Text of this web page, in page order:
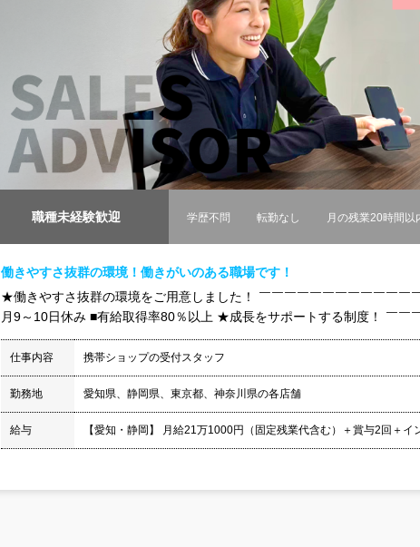
職種未経験歓迎 学歴不問 転勤なし 月の残業20時間以
働きやすさ抜群の環境！働きがいのある職場です！
★働きやすさ抜群の環境をご用意しました！ ￣￣￣￣￣￣￣￣￣￣￣￣
月9～10日休み ■有給取得率80％以上 ★成長をサポートする制度！ ￣￣
仕事内容 携帯ショップの受付スタッフ
勤務地 愛知県、静岡県、東京都、神奈川県の各店舗
給与 【愛知・静岡】 月給21万1000円（固定残業代含む）＋賞与2回＋